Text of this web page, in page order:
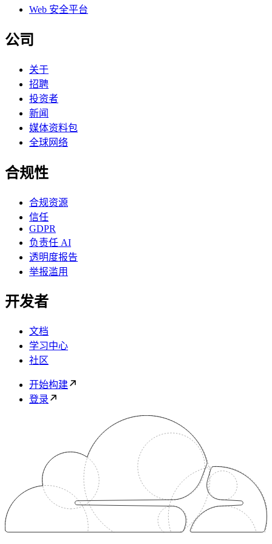
Web 安全平台
公司
关于
招聘
投资者
新闻
媒体资料包
全球网络
合规性
合规资源
信任
GDPR
负责任 AI
透明度报告
举报滥用
开发者
文档
学习中心
社区
开始构建
登录